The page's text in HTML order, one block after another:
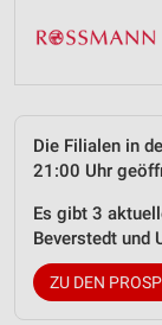
Die Filialen in
21:00 Uhr
Es gibt 3
Beverstedt und
ZU DEN